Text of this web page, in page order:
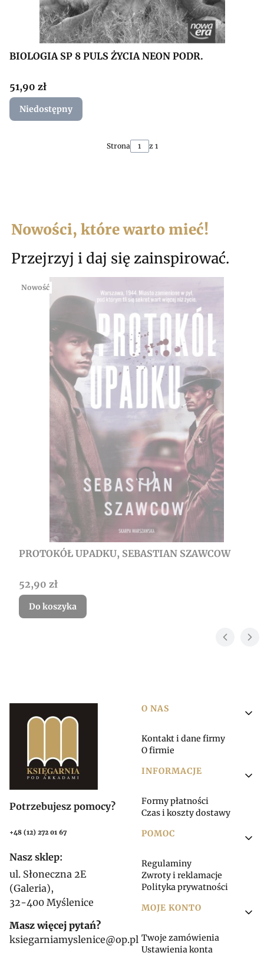
BIOLOGIA SP 8 PULS ŻYCIA NEON PODR.
Cena
51,90 zł
Niedostępny
Strona z 1
Nowości, które warto mieć!
Przejrzyj i daj się zainspirować.
Nowość
PROTOKÓŁ UPADKU, SEBASTIAN SZAWCOW
Cena
52,90 zł
Do koszyka
Potrzebujesz pomocy?
+48 (12) 272 01 67
Nasz sklep:
ul. Słoneczna 2E
(Galeria),
32-400 Myślenice
Masz więcej pytań?
ksiegarniamyslenice@op.pl
Linki w stopce
O NAS
Kontakt i dane firmy
O firmie
INFORMACJE
Formy płatności
Czas i koszty dostawy
POMOC
Regulaminy
Zwroty i reklamacje
Polityka prywatności
MOJE KONTO
Twoje zamówienia
Ustawienia konta